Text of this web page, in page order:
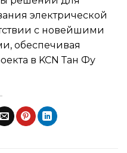
электрической
с новейшими
обеспечивая
в KCN Тан Фу